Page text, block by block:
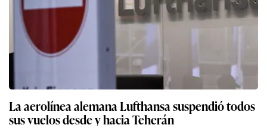
La aerolínea alemana Lufthansa suspendió todos
sus vuelos desde y hacia Teherán